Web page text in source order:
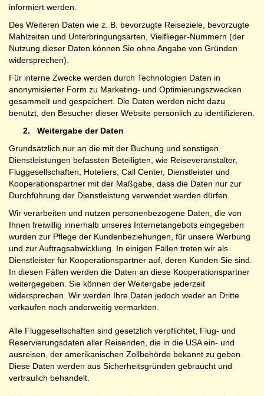
informiert werden.
Des Weiteren Daten wie z. B. bevorzugte Reiseziele, bevorzugte
Mahlzeiten und Unterbringungsarten, Vielflieger-Nummern (der
Nutzung dieser Daten können Sie ohne Angabe von Gründen
widersprechen).
Für interne Zwecke werden durch Technologien Daten in
anonymisierter Form zu Marketing- und Optimierungszwecken
gesammelt und gespeichert. Die Daten werden nicht dazu
benutzt, den Besucher dieser Website persönlich zu identifizieren.
2. Weitergabe der Daten
Grundsätzlich nur an die mit der Buchung und sonstigen
Dienstleistungen befassten Beteiligten, wie Reiseveranstalter,
Fluggesellschaften, Hoteliers, Call Center, Dienstleister und
Kooperationspartner mit der Maßgabe, dass die Daten nur zur
Durchführung der Dienstleistung verwendet werden dürfen.
Wir verarbeiten und nutzen personenbezogene Daten, die von
Ihnen freiwillig innerhalb unseres Internetangebots eingegeben
wurden zur Pflege der Kundenbeziehungen, für unsere Werbung
und zur Auftragsabwicklung. In einigen Fällen treten wir als
Dienstleister für Kooperationspartner auf, deren Kunden Sie sind.
In diesen Fällen werden die Daten an diese Kooperationspartner
weitergegeben. Sie können der Weitergabe jederzeit
widersprechen. Wir werden Ihre Daten jedoch weder an Dritte
verkaufen noch anderweitig vermarkten.
Alle Fluggesellschaften sind gesetzlich verpflichtet, Flug- und
Reservierungsdaten aller Reisenden, die in die USA ein- und
ausreisen, der amerikanischen Zollbehörde bekannt zu geben.
Diese Daten werden aus Sicherheitsgründen gebraucht und
vertraulich behandelt.